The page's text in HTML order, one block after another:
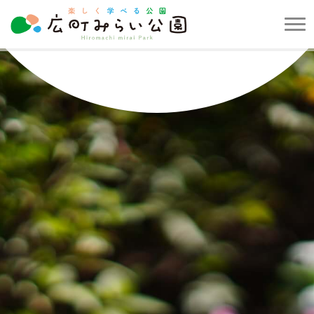
し
く
べ
る
公
園
ら
い
公
園
メ
ュ
ー
を
開
閉
す